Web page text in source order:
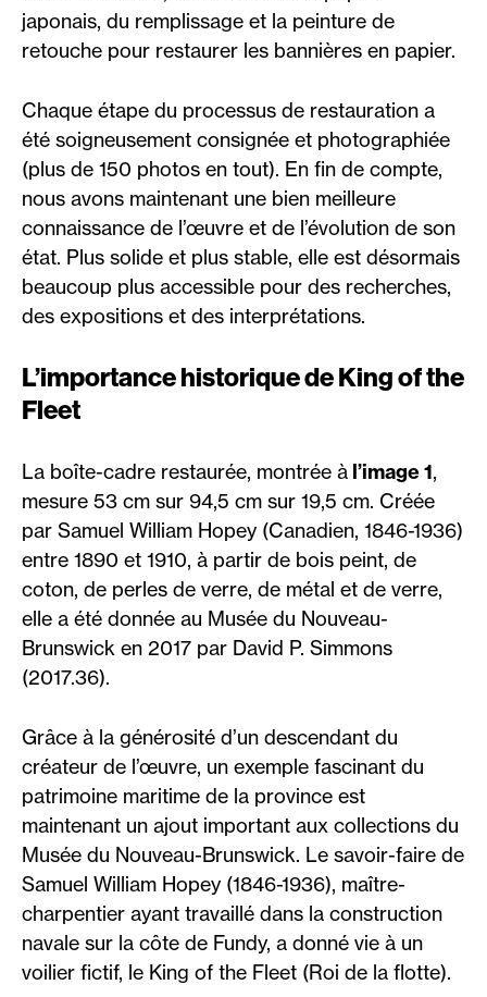
japonais, du remplissage et la peinture de
retouche pour restaurer les bannières en papier.
Chaque étape du processus de restauration a
été soigneusement consignée et photographiée
(plus de 150 photos en tout). En fin de compte,
nous avons maintenant une bien meilleure
connaissance de l’œuvre et de l’évolution de son
état. Plus solide et plus stable, elle est désormais
beaucoup plus accessible pour des recherches,
des expositions et des interprétations.
L’importance historique de King of the
Fleet
La boîte-cadre restaurée, montrée à l’image 1,
mesure 53 cm sur 94,5 cm sur 19,5 cm. Créée
par Samuel William Hopey (Canadien, 1846-1936)
entre 1890 et 1910, à partir de bois peint, de
coton, de perles de verre, de métal et de verre,
elle a été donnée au Musée du Nouveau-
Brunswick en 2017 par David P. Simmons
(2017.36).
Grâce à la générosité d’un descendant du
créateur de l’œuvre, un exemple fascinant du
patrimoine maritime de la province est
maintenant un ajout important aux collections du
Musée du Nouveau-Brunswick. Le savoir-faire de
Samuel William Hopey (1846-1936), maître-
charpentier ayant travaillé dans la construction
navale sur la côte de Fundy, a donné vie à un
voilier fictif, le King of the Fleet (Roi de la flotte).